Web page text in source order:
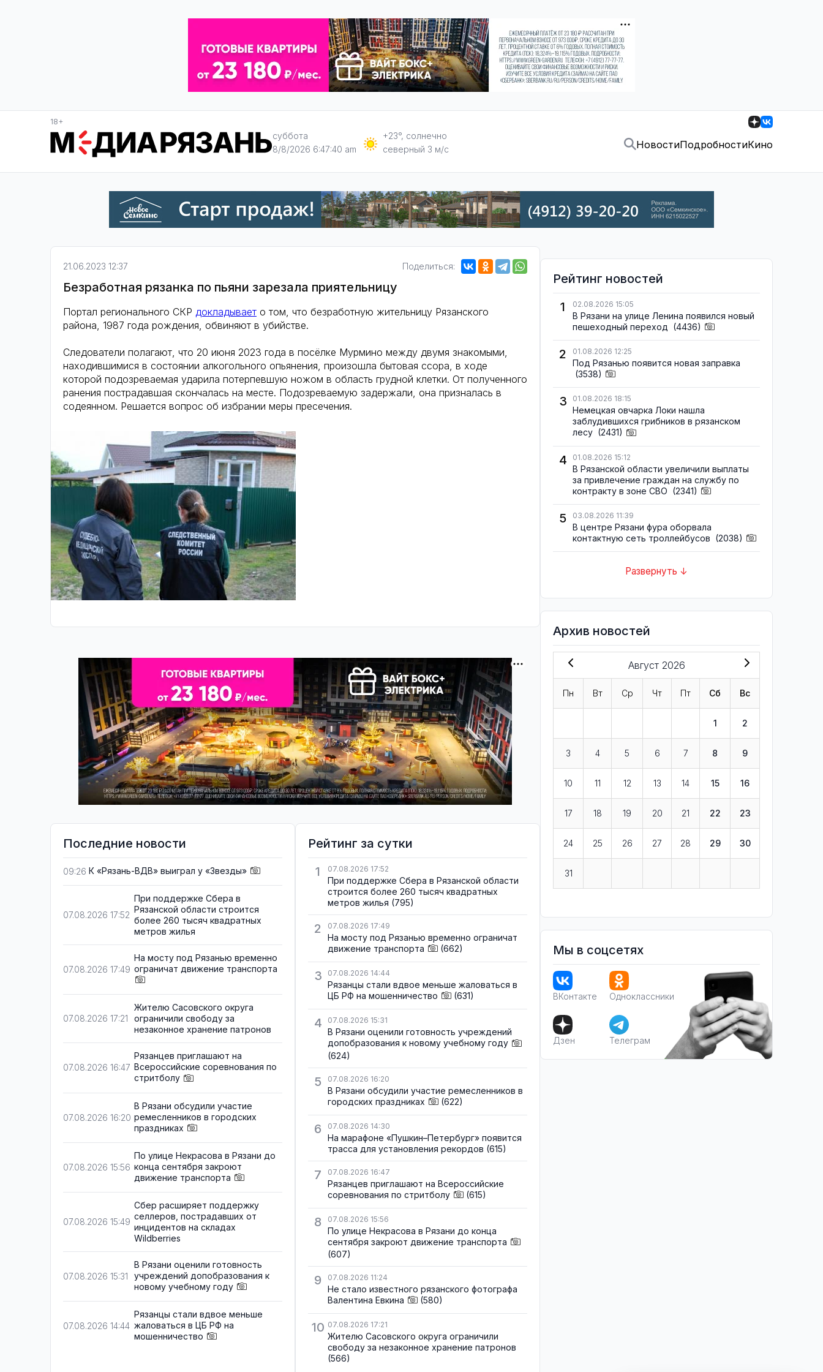
18+
суббота
8/8/2026 6:47:41 am
+23°, солнечно
северный 3 м/с
НовостиПодробностиКино
21.06.2023 12:37 Поделиться:
Безработная рязанка по пьяни зарезала приятельницу
Портал регионального СКР докладывает о том, что безработную жительницу Рязанского
района, 1987 года рождения, обвиняют в убийстве.
Следователи полагают, что 20 июня 2023 года в посёлке Мурмино между двумя знакомыми,
находившимися в состоянии алкогольного опьянения, произошла бытовая ссора, в ходе
которой подозреваемая ударила потерпевшую ножом в область грудной клетки. От полученного
ранения пострадавшая скончалась на месте. Подозреваемую задержали, она призналась в
содеянном. Решается вопрос об избрании меры пресечения.
Последние новости
09:26 К «Рязань-ВДВ» выиграл у «Звезды»
07.08.2026 17:52
При поддержке Сбера в
Рязанской области строится
более 260 тысяч квадратных
метров жилья
07.08.2026 17:49
На мосту под Рязанью временно
ограничат движение транспорта
07.08.2026 17:21
Жителю Сасовского округа
ограничили свободу за
незаконное хранение патронов
07.08.2026 16:47
Рязанцев приглашают на
Всероссийские соревнования по
стритболу
07.08.2026 16:20
В Рязани обсудили участие
ремесленников в городских
праздниках
07.08.2026 15:56
По улице Некрасова в Рязани до
конца сентября закроют
движение транспорта
07.08.2026 15:49
Сбер расширяет поддержку
селлеров, пострадавших от
инцидентов на складах
Wildberries
07.08.2026 15:31
В Рязани оценили готовность
учреждений допобразования к
новому учебному году
07.08.2026 14:44
Рязанцы стали вдвое меньше
жаловаться в ЦБ РФ на
мошенничество
Рейтинг за сутки
1
07.08.2026 17:52
При поддержке Сбера в Рязанской области
строится более 260 тысяч квадратных
метров жилья (795)
2 07.08.2026 17:49
На мосту под Рязанью временно ограничат
движение транспорта
(662)
3 07.08.2026 14:44
Рязанцы стали вдвое меньше жаловаться в
ЦБ РФ на мошенничество
(631)
4 07.08.2026 15:31
В Рязани оценили готовность учреждений
допобразования к новому учебному году
(624)
5 07.08.2026 16:20
В Рязани обсудили участие ремесленников в
городских праздниках
(622)
6 07.08.2026 14:30
На марафоне «Пушкин–Петербург» появится
трасса для установления рекордов (615)
7 07.08.2026 16:47
Рязанцев приглашают на Всероссийские
соревнования по стритболу
(615)
8 07.08.2026 15:56
По улице Некрасова в Рязани до конца
сентября закроют движение транспорта
(607)
9 07.08.2026 11:24
Не стало известного рязанского фотографа
Валентина Евкина
(580)
10 07.08.2026 17:21
Жителю Сасовского округа ограничили
свободу за незаконное хранение патронов
(566)
Рейтинг новостей
1
02.08.2026 15:05
В Рязани на улице Ленина появился новый
пешеходный переход (4436)
2 01.08.2026 12:25
Под Рязанью появится новая заправка
(3538)
3 01.08.2026 18:15
Немецкая овчарка Локи нашла
заблудившихся грибников в рязанском
лесу (2431)
4 01.08.2026 15:12
В Рязанской области увеличили выплаты
за привлечение граждан на службу по
контракту в зоне СВО (2341)
5 03.08.2026 11:39
В центре Рязани фура оборвала
контактную сеть троллейбусов (2038)
Развернуть ↓
Архив новостей
Август 2026
Пн Вт Ср Чт Пт Сб Вс
1 2
3 4 5 6 7 8 9
10 11 12 13 14 15 16
17 18 19 20 21 22 23
24 25 26 27 28 29 30
31
Мы в соцсетях
ВКонтакте Одноклассники
Дзен Телеграм